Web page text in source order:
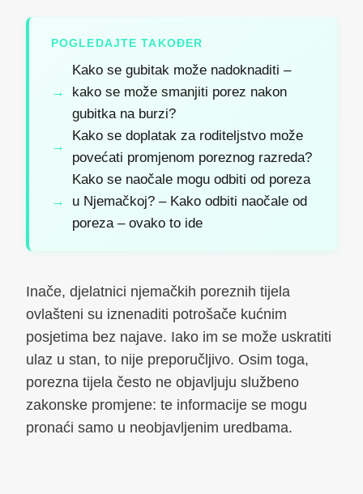
POGLEDAJTE TAKOĐER
Kako se gubitak može nadoknaditi –
kako se može smanjiti porez nakon
gubitka na burzi?
Kako se doplatak za roditeljstvo može
povećati promjenom poreznog razreda?
Kako se naočale mogu odbiti od poreza
u Njemačkoj? – Kako odbiti naočale od
poreza – ovako to ide
Inače, djelatnici njemačkih poreznih tijela
ovlašteni su iznenaditi potrošače kućnim
posjetima bez najave. Iako im se može uskratiti
ulaz u stan, to nije preporučljivo. Osim toga,
porezna tijela često ne objavljuju službeno
zakonske promjene: te informacije se mogu
pronaći samo u neobjavljenim uredbama.